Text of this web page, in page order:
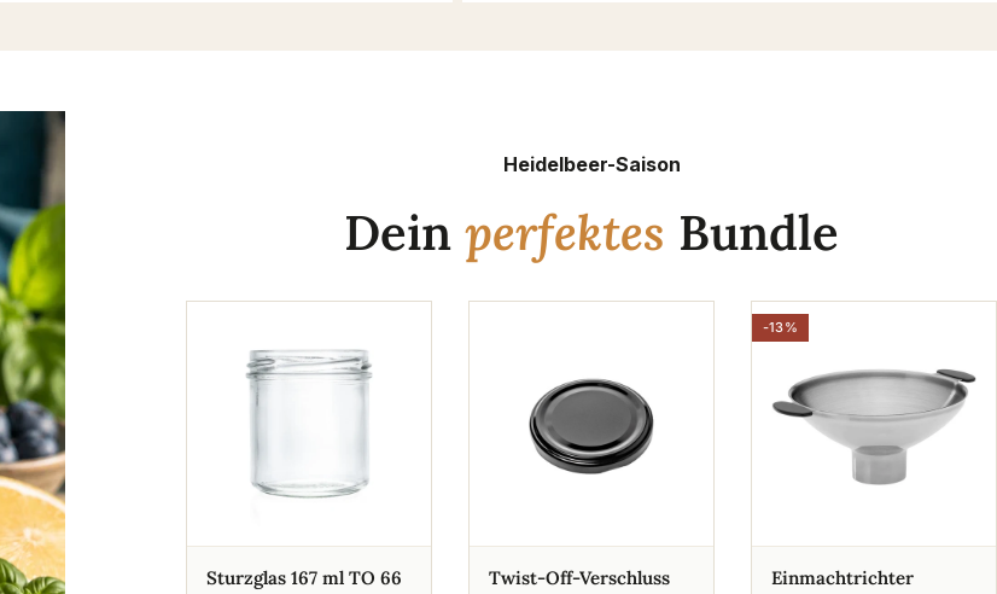
Heidelbeer-Saison
Dein perfektes Bundle
Sturzglas 167 ml TO 66
Twist-Off-Verschluss
-13%
Einmachtrichter